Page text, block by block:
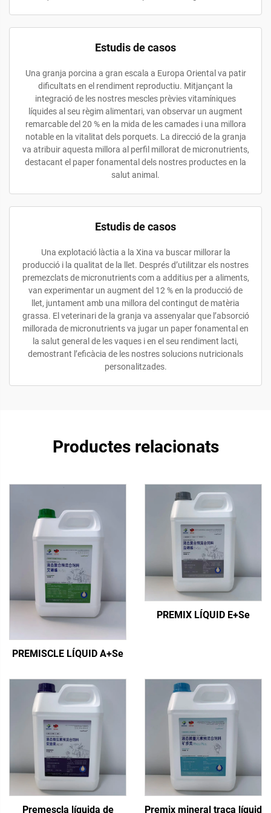
Estudis de casos
Una granja porcina a gran escala a Europa Oriental va patir
dificultats en el rendiment reproductiu. Mitjançant la
integració de les nostres mescles prèvies vitamíniques
líquides al seu règim alimentari, van observar un augment
remarcable del 20 % en la mida de les camades i una millora
notable en la vitalitat dels porquets. La direcció de la granja
va atribuir aquesta millora al perfil millorat de micronutrients,
destacant el paper fonamental dels nostres productes en la
salut animal.
Estudis de casos
Una explotació làctia a la Xina va buscar millorar la
producció i la qualitat de la llet. Després d’utilitzar els nostres
premezclats de micronutrients com a additius per a aliments,
van experimentar un augment del 12 % en la producció de
llet, juntament amb una millora del contingut de matèria
grassa. El veterinari de la granja va assenyalar que l’absorció
millorada de micronutrients va jugar un paper fonamental en
la salut general de les vaques i en el seu rendiment lacti,
demostrant l’eficàcia de les nostres solucions nutricionals
personalitzades.
Productes relacionats
PREMISCLE LÍQUID A+Se
PREMIX LÍQUID E+Se
Premescla líquida de Premix mineral traça líquid